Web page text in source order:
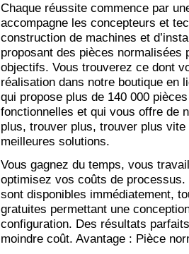
Chaque réussite commence par
accompagne les concepteurs et
construction de machines et
proposant des pièces normalisées
objectifs. Vous trouverez ce dont
réalisation dans notre boutique en
qui propose plus de 140 000
fonctionnelles et qui vous offre de
plus, trouver plus, trouver plus
meilleures solutions.
Vous gagnez du temps, vous
optimisez vos coûts de
sont disponibles immédiatement,
gratuites permettant une
configuration. Des résultats
moindre coût. Avantage : Pièce